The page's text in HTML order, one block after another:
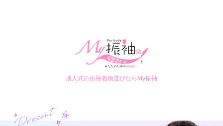
成人式の振袖着物選びならMy振袖